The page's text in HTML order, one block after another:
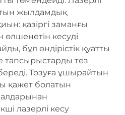
жылдамдық
қазіргі заманғы
кесуді
бұл өндірістік қуатты
тапсырыстарды тез
Тозуға ұшырайтын
қажет болатын
лазерлі кесу